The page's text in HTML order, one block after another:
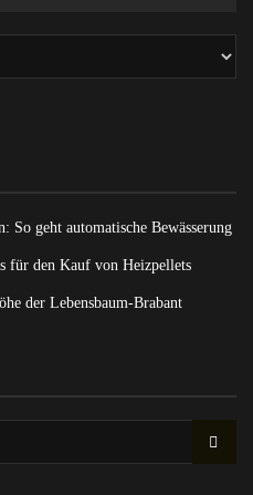
So geht automatische Bewässerung
für den Kauf von Heizpellets
der Lebensbaum-Brabant